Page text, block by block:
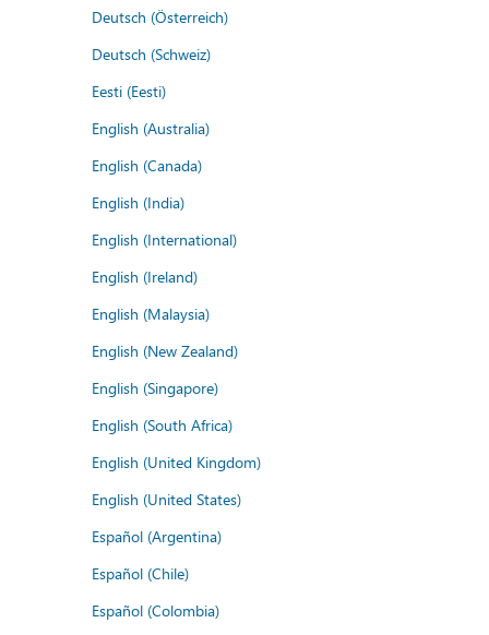
Deutsch (Österreich)
Deutsch (Schweiz)
Eesti (Eesti)
English (Australia)
English (Canada)
English (India)
English (International)
English (Ireland)
English (Malaysia)
English (New Zealand)
English (Singapore)
English (South Africa)
English (United Kingdom)
English (United States)
Español (Argentina)
Español (Chile)
Español (Colombia)